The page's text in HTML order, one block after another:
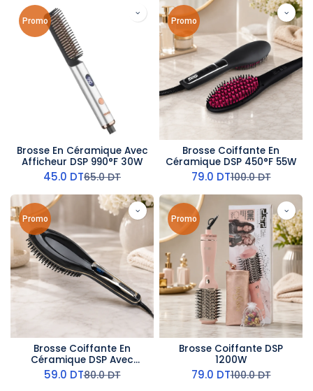
Promo
Brosse En Céramique Avec
Afficheur DSP 990°F 30W
45.0 DT65.0DT
Promo
Brosse Coiffante En
Céramique DSP 450°F 55W
79.0 DT100.0DT
Promo
Brosse Coiffante En
Céramique DSP Avec
Afficheur 230°C 450°F
55W
59.0 DT80.0DT
Promo
Brosse Coiffante DSP
1200W
79.0 DT100.0DT